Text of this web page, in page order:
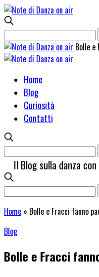
Bolle e
Home
Blog
Curiosità
Contatti
Il Blog sulla danza
Home » Bolle e Fracci fanno
Blog
Bolle e Fracci